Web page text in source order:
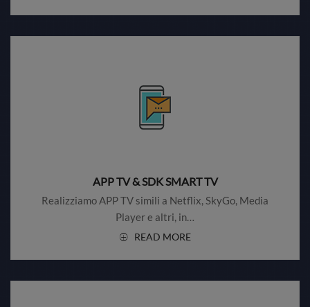
APP TV & SDK SMART TV
Realizziamo APP TV simili a Netflix, SkyGo, Media
Player e altri, in…
READ MORE